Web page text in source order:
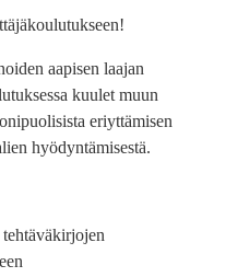
aapisen laajan
kuulet muun
eriyttämisen
hyödyntämisestä.